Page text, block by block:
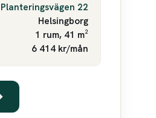
Planteringsvägen 22
Helsingborg
1 rum, 41 m²
6 414 kr/mån